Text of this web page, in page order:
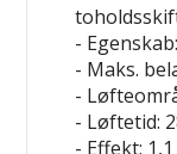
-
- Maks.
-
- Løftetid:
- Effekt: